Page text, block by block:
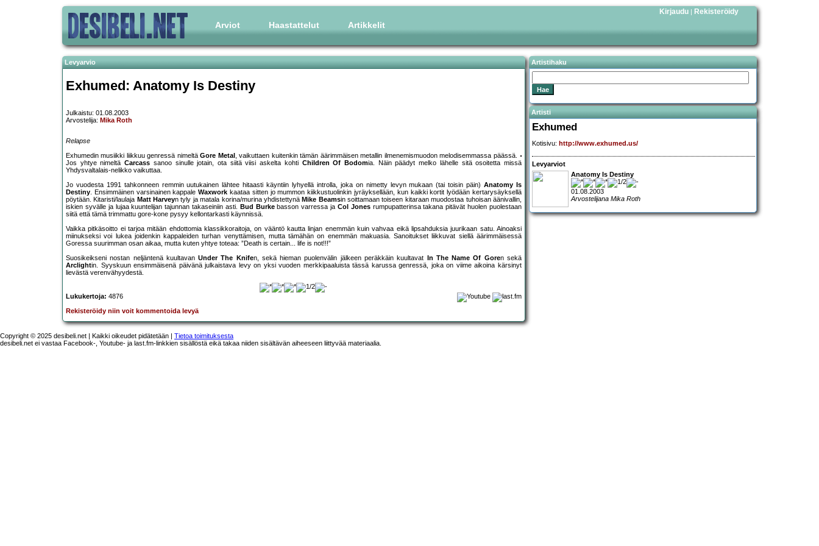
Arviot Haastattelut Artikkelit
Kirjaudu | Rekisteröidy
Levyarvio
Exhumed: Anatomy Is Destiny
Julkaistu: 01.08.2003
Arvostelija: Mika Roth
Relapse
Exhumedin musiikki liikkuu genressä nimeltäGore Metal , vaikuttaen kuitenkin tämän äärimmäisen metallin ilmenemismuodon melodisemmassa päässä.
Jos yhtye nimeltäCarcass sanoo sinulle jotain, ota siitä viisi askelta kohti Children Of Bodomia. Näin päädyt melko lähelle sitä osoitetta missä
Yhdysvaltalais-nelikko vaikuttaa.
Jo vuodesta 1991 tahkonneen remmin uutukainen lähtee hitaasti käyntiin lyhyellä introlla, joka on nimetty levyn mukaan (tai toisin päin)Anatomy Is
Destiny. Ensimmäinen varsinainen kappaleWaxwork kaataa sitten jo mummon kiikkustuolinkin jyräyksellään, kun kaikki kortit lyödään kertarysäyksellä
pöytään. Kitaristi/laulaja Matt Harveyn tyly ja matala korina/murina yhdistettynä Mike Beamsin soittamaan toiseen kitaraan muodostaa tuhoisan äänivallin,
iskien syvälle ja lujaa kuuntelijan tajunnan takaseiniin asti. Bud Burkebasson varressa ja Col Jonesrumpupatterinsa takana pitävät huolen puolestaan
siitä että tämä trimmattu gore-kone pysyy kellontarkasti käynnissä.
Vaikka pitkäsoitto ei tarjoa mitään ehdottomia klassikkoraitoja, on vääntö kautta linjan enemmän kuin vahvaa eikä lipsahduksia juurikaan satu. Ainoaksi
miinukseksi voi lukea joidenkin kappaleiden turhan venyttämisen, mutta tämähän on enemmän makuasia. Sanoitukset liikkuvat siellä äärimmäisessä
Goressa suurimman osan aikaa, mutta kuten yhtye toteaa: ”Death is certain... life is not!!!”
Suosikeikseni nostan neljäntenä kuultavanUnder The Knifen, sekä hieman puolenvälin jälkeen peräkkäin kuultavat In The Name Of Goren sekä
Arclightin. Syyskuun ensimmäisenä päivänä julkaistava levy on yksi vuoden merkkipaaluista tässä karussa genressä, joka on viime aikoina kärsinyt
lievästä verenvähyydestä.
Lukukertoja: 4876
Rekisteröidy niin voit kommentoida levyä
Artistihaku
Artisti
Exhumed
Kotisivu: http://www.exhumed.us/
Levyarviot
Anatomy Is Destiny
01.08.2003
Arvostelijana Mika Roth
Copyright © 2025 desibeli.net | Kaikki oikeudet pidätetään | Tietoa toimituksesta
desibeli.net ei vastaa Facebook-, Youtube- ja last.fm-linkkien sisällöstä eikä takaa niiden sisältävän aiheeseen liittyvää materiaalia.